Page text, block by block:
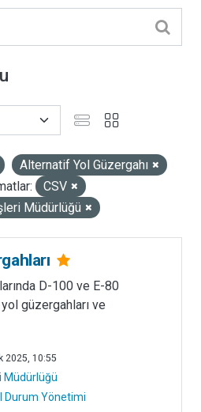
Alternatif Yol Güzergahı
CSV
Müdürlüğü
D-100 ve E-80
güzergahları ve
2025, 10:55
Müdürlüğü
Durum Yönetimi